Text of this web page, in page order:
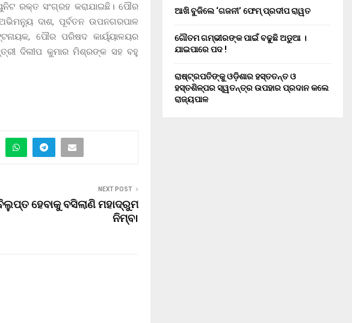
ରକ୍ତ ସଂଗ୍ରହ କରାଯାଇଛି। ପୌର
ଅଭିମନ୍ୟୁ ଦାଶ, ପୂର୍ବତନ ଉପନଗରପାଳ
ପୌର ପରିଷଦ କାର୍ୟ୍ୟାଳୟର
ଦିଲୀପ କୁମାର ମିଶ୍ରଙ୍କ ସହ ବହୁ
NEXT POST
ହେବାକୁ ବସିଲାଣି ମହାଦ୍ରୁମ
ନିମ୍ବ।
ଆଖି ବୁଜିଲେ ‘ଗଜନୀ’ ଫେମ୍ ପ୍ରଦୀପ ରାୱତ
ଗୌତମ ଗମ୍ଭୀରଙ୍କ ପାଇଁ ବଢୁଛି ଅଡୁଆ ।
ଯାଇପାରେ ପଦ !
ରାଷ୍ଟ୍ରପତିଙ୍କୁ ଓଡ଼ିଶାର ହସ୍ତତନ୍ତ ଓ
ହସ୍ତଶିଳ୍ପର ସ୍ୱତନ୍ତ୍ର ଉପହାର ପ୍ରଦାନ କଲେ
ରାଜ୍ୟପାଳ